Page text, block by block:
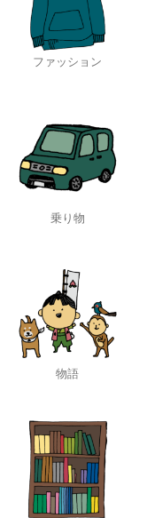
ファッション
乗り物
物語